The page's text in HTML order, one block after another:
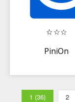
PiniOn
1 (36) 2